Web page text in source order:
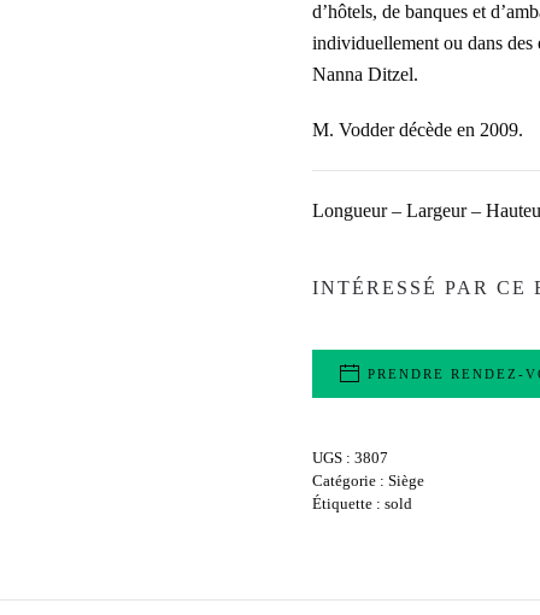
d’hôtels, de banques et
individuellement ou dans des
Nanna Ditzel.
M. Vodder décède en 2009.
Longueur – Largeur –
INTÉRESSÉ PAR CE
PRENDRE RENDEZ-
UGS : 3807
Catégorie : Siège
Étiquette : sold